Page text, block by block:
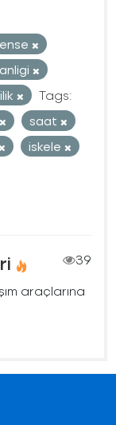
Tags:
saat
iskele
39
araçlarına